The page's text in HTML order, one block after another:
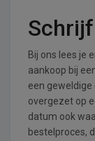
Bij ons lees je
aankoop bij
een geweldige
overgezet op
datum ook
bestelproces,